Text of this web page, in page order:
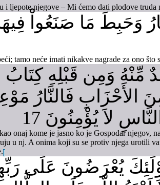
i ljepote njegove – Mi ćemo dati plodove
وَحَبِطَ مَا صَنَعُواْ
tamo neće imati nikakve nagrade za ono
مِّنْهُ وَمِن قَبْلِهِ
الأَحْزَابِ فَالنَّارُ
لاَ يُؤْمِنُونَ 17
onaj kome je jasno ko je Gospodar njegov,
u nj. A onima koji su se protiv njega urotili
يُعْرَضُونَ عَلَى